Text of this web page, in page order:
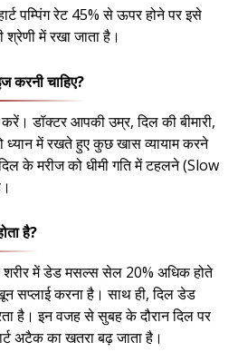
पम्पिंग रेट 45% से ऊपर होने पर इसे
श्रेणी में रखा जाता है।
करनी चाहिए?
डॉक्टर आपकी उम्र, दिल की बीमारी,
में रखते हुए कुछ खास व्यायाम करने
के मरीज को धीमी गति में टहलने (Slow
है?
में डेड मसल्स सेल 20% अधिक होते
सप्लाई करना है। साथ ही, दिल डेड
है। इन वजह से सुबह के दौरान दिल पर
अटैक का खतरा बढ़ जाता है।